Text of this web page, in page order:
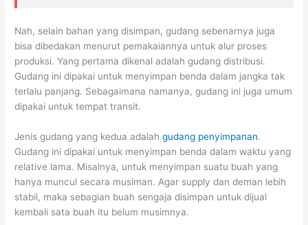
Nah, selain bahan yang disimpan, gudang sebenarnya juga
bisa dibedakan menurut pemakaiannya untuk alur proses
produksi. Yang pertama dikenal adalah gudang distribusi.
Gudang ini dipakai untuk menyimpan benda dalam jangka tak
terlalu panjang. Sebagaimana namanya, gudang ini juga umum
dipakai untuk tempat transit.
Jenis gudang yang kedua adalahgudang penyimpanan.
Gudang ini dipakai untuk menyimpan benda dalam waktu yang
relative lama. Misalnya, untuk menyimpan suatu buah yang
hanya muncul secara musiman. Agar supply dan deman lebih
stabil, maka sebagian buah sengaja disimpan untuk dijual
kembali sata buah itu belum musimnya.